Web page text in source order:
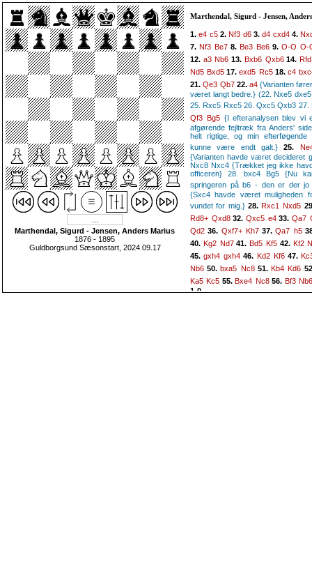
Marthendal, Sigurd - Jensen, Anders Marius
1876 - 1895
Guldborgsund Sæsonstart, 2024.09.17
Marthendal, Sigurd - Jensen,
1. e4 c5 2. Nf3 d6 3. d4 cxd4 4.
7. Nf3 Be78. Be3 Be69. O-O O-
12. a3 Nb6 13. Bxb6 Qxb614.
Nd5 Bxd5 17.exd5 Rc518. c4
21.Qe3 Qb7 22.a4 {Varianten
været langt bedre.} (22. Nxe5
25. Rxc5 Rxc5 26. Qxc5 Qxb3 27.
Qf3
Bg5 {I efteranalysen blev vi
afgørende fejltræk fra Anders'
helt rigtige, og min efterføgende
kunne være endt galt.} 25.
{Varianten havde været decideret
Nxc8 Nxc4 {Trækket jeg ikke
officeren} 28. bxc4 Bg5 {Nu
springeren på b6 - den er der jo
{Sxc4 havde været muligheden
vundet for mig.}28. Rxc1 Nxd5
Rd8+ Qxd832.Qxc5 e433.Qa7
Qd2 36. Qxf7+ Kh737.Qa7 h5
40. Kg2 Nd741. Bd5 Kf5 42. Kf2
45.gxh4 gxh4 46. Kd2 Kf647.
Nb6 50. bxa5 Nc851. Kb4 Kd6
Ka5 Kc5 55. Bxe4 Nc856. Bf3
1-0